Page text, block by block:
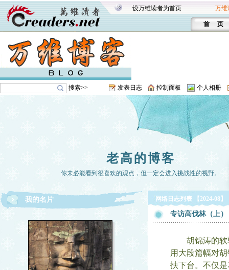
设万维读者为首页 万维
首 页
搜索>> 发表日志 控制面板 个人相册
老高的博客
你未必能看到很喜欢的观点，但一定会进入挑战性的视野。
我的名片 网络日志列表 【2024-08】
专访高伐林（上
胡锦涛的软弱
用大段篇幅对
扶下台。不仅